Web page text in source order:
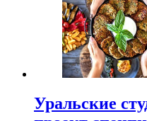
Уральские